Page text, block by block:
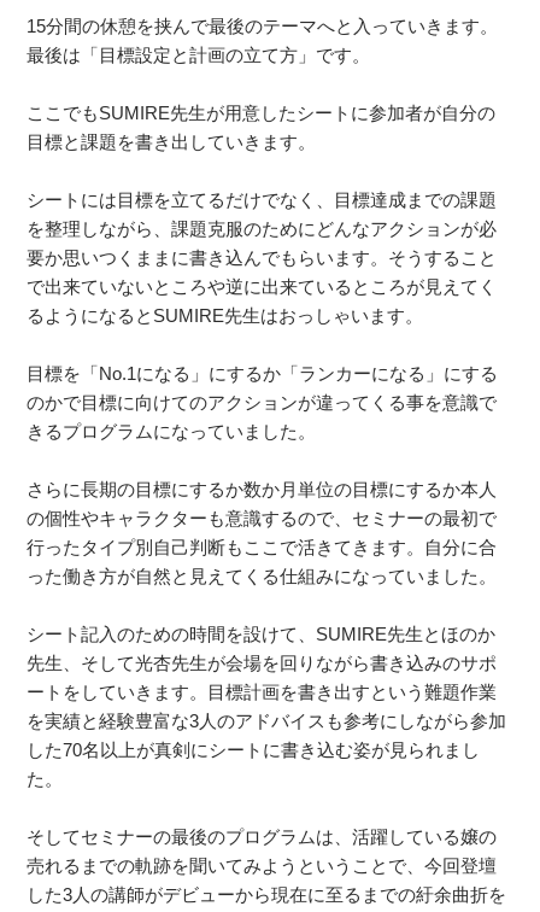
15分間の休憩を挟んで最後のテーマへと入っていきます。
最後は「目標設定と計画の立て方」です。
ここでもSUMIRE先生が用意したシートに参加者が自分の
目標と課題を書き出していきます。
シートには目標を立てるだけでなく、目標達成までの課題
を整理しながら、課題克服のためにどんなアクションが必
要か思いつくままに書き込んでもらいます。そうすること
で出来ていないところや逆に出来ているところが見えてく
るようになるとSUMIRE先生はおっしゃいます。
目標を「No.1になる」にするか「ランカーになる」にする
のかで目標に向けてのアクションが違ってくる事を意識で
きるプログラムになっていました。
さらに長期の目標にするか数か月単位の目標にするか本人
の個性やキャラクターも意識するので、セミナーの最初で
行ったタイプ別自己判断もここで活きてきます。自分に合
った働き方が自然と見えてくる仕組みになっていました。
シート記入のための時間を設けて、SUMIRE先生とほのか
先生、そして光杏先生が会場を回りながら書き込みのサポ
ートをしていきます。目標計画を書き出すという難題作業
を実績と経験豊富な3人のアドバイスも参考にしながら参加
した70名以上が真剣にシートに書き込む姿が見られまし
た。
そしてセミナーの最後のプログラムは、活躍している嬢の
売れるまでの軌跡を聞いてみようということで、今回登壇
した3人の講師がデビューから現在に至るまでの紆余曲折を